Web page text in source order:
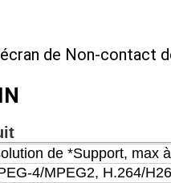
de Non-contact
de *Support, max
4/MPEG2, H.264/